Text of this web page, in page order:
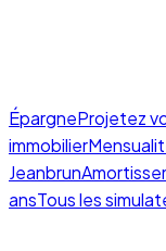
ÉpargneProjetez
immobilier
Jeanbrun
ansTous les